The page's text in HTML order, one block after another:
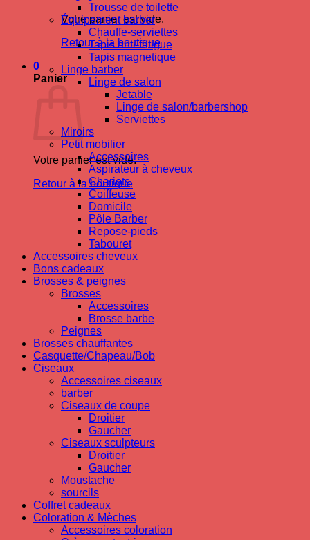
Votre panier est vide.
Retour à la boutique
0
Panier
Votre panier est vide.
Retour à la boutique
Trousse de toilette
Équipement barber
Chauffe-serviettes
Tapis anti-fatigue
Tapis magnetique
Linge barber
Linge de salon
Jetable
Linge de salon/barbershop
Serviettes
Miroirs
Petit mobilier
Accessoires
Aspirateur à cheveux
Chariots
Coiffeuse
Domicile
Pôle Barber
Repose-pieds
Tabouret
Accessoires cheveux
Bons cadeaux
Brosses & peignes
Brosses
Accessoires
Brosse barbe
Peignes
Brosses chauffantes
Casquette/Chapeau/Bob
Ciseaux
Accessoires ciseaux
barber
Ciseaux de coupe
Droitier
Gaucher
Ciseaux sculpteurs
Droitier
Gaucher
Moustache
sourcils
Coffret cadeaux
Coloration & Mèches
Accessoires coloration